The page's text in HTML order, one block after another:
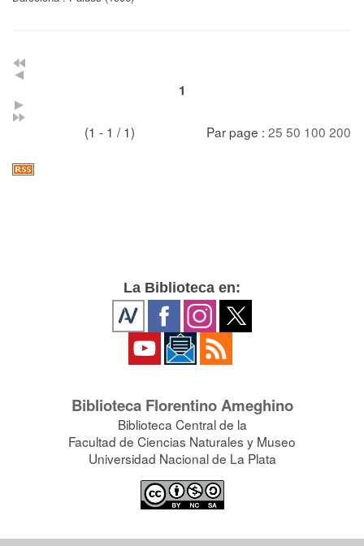
1
(1 - 1 / 1) Par page : 25 50 100 200
La Biblioteca en:
Biblioteca Florentino Ameghino
Biblioteca Central de la
Facultad de Ciencias Naturales y Museo
Universidad Nacional de La Plata